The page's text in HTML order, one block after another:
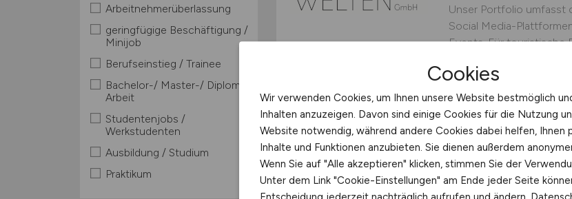
Arbeitnehmerüberlassung
geringfügige Beschäftigung /
Minijob
Berufseinstieg / Trainee
Bachelor-/ Master-/ Diplom-
Arbeit
Studentenjobs /
Werkstudenten
Ausbildung / Studium
Praktikum
Unser Portfolio umfasst
Social Media-
Events. Für touristische
OutdoorWelten GmbH
heute Bonn
Teamleader
Cookies
Wir verwenden Cookies, um Ihnen unsere Website bestmöglich
Inhalten anzuzeigen. Davon sind einige Cookies für die Nutzung
Website notwendig, während andere Cookies dabei helfen, Ihnen
Inhalte und Funktionen anzubieten. Sie dienen außerdem
Wenn Sie auf "Alle akzeptieren" klicken, stimmen Sie der
Unter dem Link "Cookie-Einstellungen" am Ende jeder Seite